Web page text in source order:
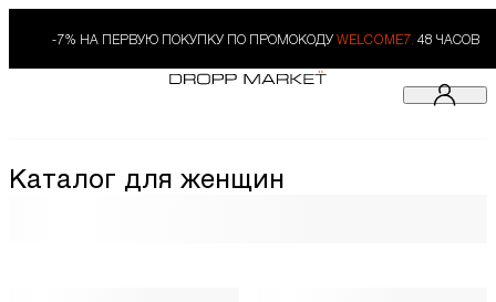
-7% НА ПЕРВУЮ ПОКУПКУ ПО ПРОМОКОДУ WELCOME7. 48 ЧАСОВ
Каталог для женщин